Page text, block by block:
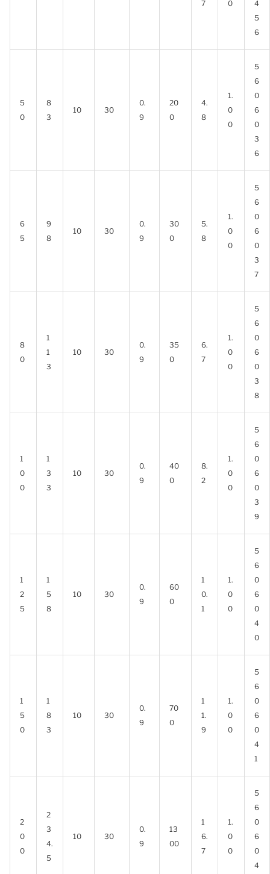
7
0
4
5
6
5
0
8
3
10 30
0.
9
20
0
4.
8
1.
0
0
5
6
0
6
0
3
6
6
5
9
8
10 30
0.
9
30
0
5.
8
1.
0
0
5
6
0
6
0
3
7
8
0
1
1
3
10 30
0.
9
35
0
6.
7
1.
0
0
5
6
0
6
0
3
8
1
0
0
1
3
3
10 30
0.
9
40
0
8.
2
1.
0
0
5
6
0
6
0
3
9
1
2
5
1
5
8
10 30
0.
9
60
0
1
0.
1
1.
0
0
5
6
0
6
0
4
0
1
5
0
1
8
3
10 30
0.
9
70
0
1
1.
9
1.
0
0
5
6
0
6
0
4
1
2
0
0
2
3
4.
5
10 30
0.
9
13
00
1
6.
7
1.
0
0
5
6
0
6
0
4